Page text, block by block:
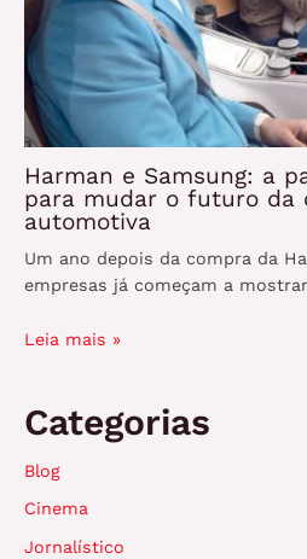
Harman e Samsung: a
para mudar o futuro da
automotiva
Um ano depois da compra da
empresas já começam a
Leia mais »
Categorias
Blog
Cinema
Jornalístico